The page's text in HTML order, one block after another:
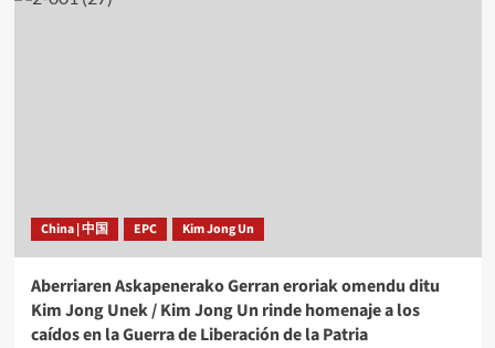
China | 中国 EPC Kim Jong Un
Aberriaren Askapenerako Gerran eroriak omendu ditu
Kim Jong Unek / Kim Jong Un rinde homenaje a los
caídos en la Guerra de Liberación de la Patria